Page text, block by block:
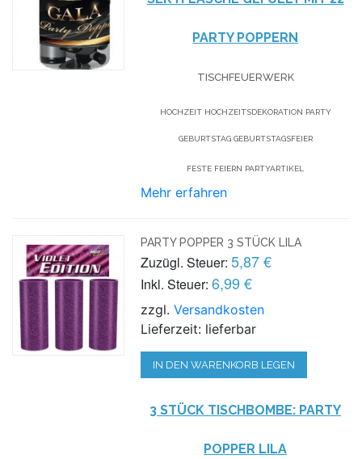
PARTY POPPERN
TISCHFEUERWERK
HOCHZEIT HOCHZEITSDEKORATION PARTY
GEBURTSTAG GEBURTSTAGSFEIER
FESTE FEIERN PARTYARTIKEL
Mehr erfahren
PARTY POPPER 3 STÜCK LILA
Zuzügl. Steuer: 5,87 €
Inkl. Steuer: 6,99 €
zzgl.Versandkosten
Lieferzeit: lieferbar
IN DEN WARENKORB LEGEN
3 STÜCK TISCHBOMBE: PARTY
POPPER LILA